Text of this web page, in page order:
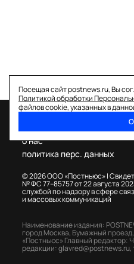
Посещая сайт postnews.ru, Вы
Политикой обработки
файлов cookie, указанных в
© 2026 ООО «Постньюс» |
№ ФС 77–85757 от 22 августа
службой по надзору в сфере
и массовых коммуникаций
о нас
политика перс. данных
Наименование издания:
город Москва, Бумажный проезд,
«Постньюс» Главный редактор:
редакции:glavred@postnews.ru,